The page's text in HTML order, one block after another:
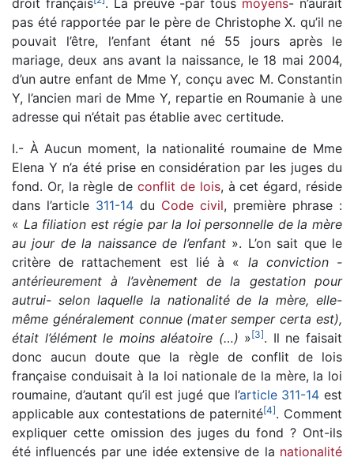
droit français . La preuve -par tous moyens- n’aurait
pas été rapportée par le père de Christophe X. qu’il ne
pouvait l’être, l’enfant étant né 55 jours après le
mariage, deux ans avant la naissance, le 18 mai 2004,
d’un autre enfant de Mme Y, conçu avec M. Constantin
Y, l’ancien mari de Mme Y, repartie en Roumanie à une
adresse qui n’était pas établie avec certitude.
I.- À Aucun moment, la nationalité roumaine de Mme
Elena Y n’a été prise en considération par les juges du
fond. Or, la règle deconflit de lois, à cet égard, réside
dans l’article 311-14 du Code civil, première phrase :
« La filiation est régie par la loi personnelle de la mère
au jour de la naissance de l’enfant». L’on sait que le
critère de rattachement est lié à « la conviction -
antérieurement à l’avènement de la gestation pour
autrui- selon laquelle la nationalité de la mère, elle-
même généralement connue (mater semper certa est),
était l’élément le moins aléatoire (…) »[3]. Il ne faisait
donc aucun doute que la règle de conflit de lois
française conduisait à la loi nationale de la mère, la loi
roumaine, d’autant qu’il est jugé que l’article 311-14 est
applicable aux contestations de paternité[4]. Comment
expliquer cette omission des juges du fond ? Ont-ils
été influencés par une idée extensive de la nationalité